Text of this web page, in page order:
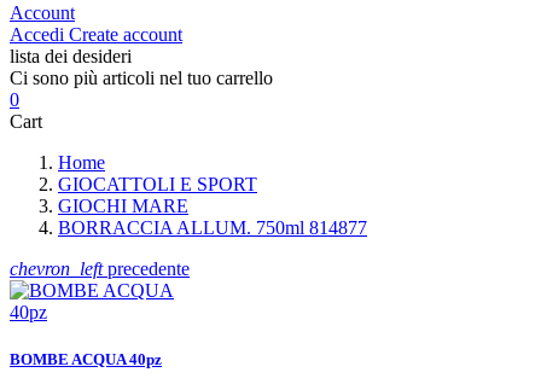
Account
Accedi Create account
lista dei desideri
Ci sono più articoli nel tuo carrello
0
Cart
Home
GIOCATTOLI E SPORT
GIOCHI MARE
BORRACCIA ALLUM. 750ml 814877
chevron_leftprecedente
BOMBE ACQUA 40pz